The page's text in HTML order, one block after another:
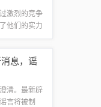
激烈的竞争
他们的实力
出色表...
息，谣
清。最新辟
言将被制